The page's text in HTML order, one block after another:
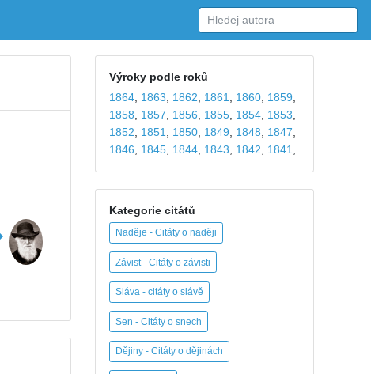
Výroky podle roků
1864 1863 1862 1861 1860 1859
1858
1857 1856 1855 1854 1853
1852
1851 1850 1849 1848 1847
1846
1845 1844 1843 1842 1841
Kategorie citátů
Naděje - Citáty o naději
Závist - Citáty o závisti
Sláva - citáty o slávě
Sen - Citáty o snech
Dějiny - Citáty o dějinách